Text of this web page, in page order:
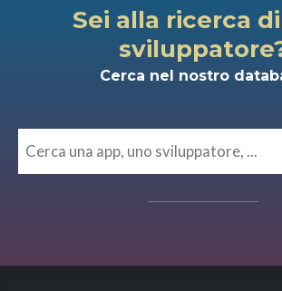
Sei alla ricerca
Cerca nel nostro